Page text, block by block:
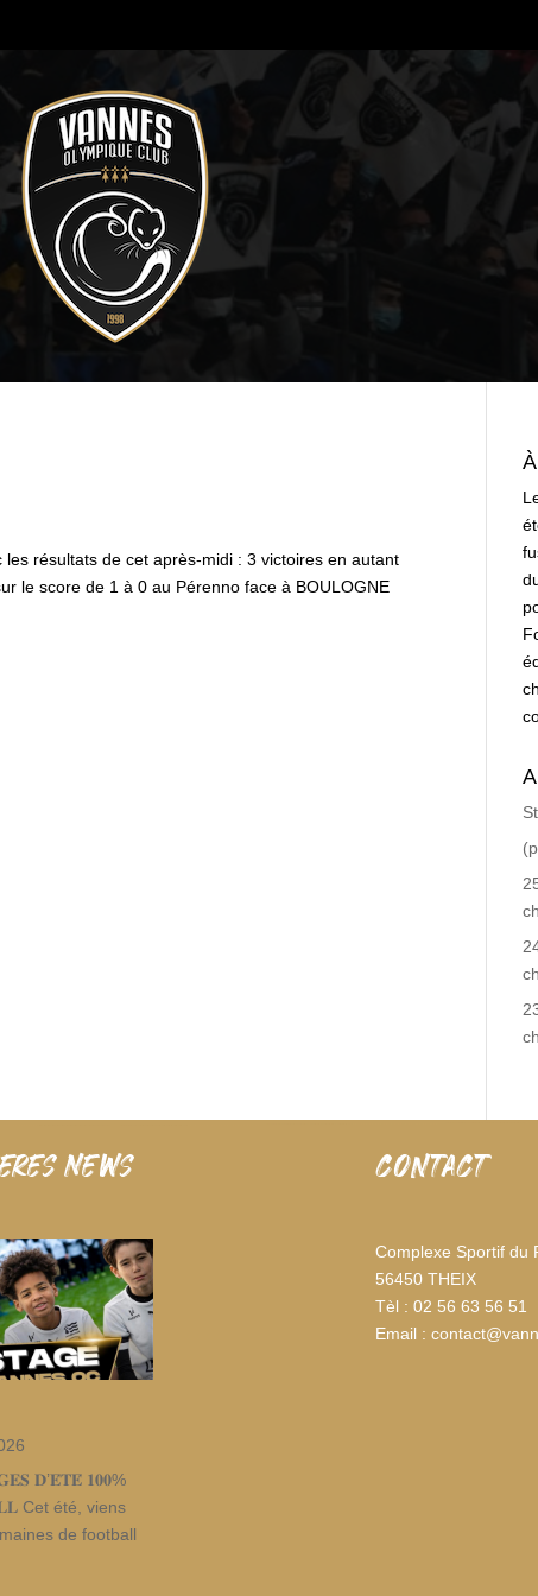
résultats de cet après-midi : 3 victoires en autant
le score de 1 à 0 au Pérenno face à BOULOGNE
news
𝐃’𝐄́𝐓𝐄́ 𝟏𝟎𝟎%
Cet été, viens
de football
CONTACT
Complexe Sportif du
56450 THEIX
Tèl : 02 56 63 56 51
Email :